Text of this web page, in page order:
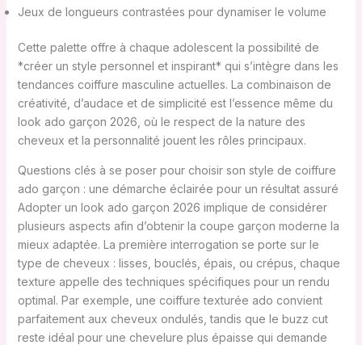
Jeux de longueurs contrastées pour dynamiser le volume
Cette palette offre à chaque adolescent la possibilité de
*créer un style personnel et inspirant* qui s’intègre dans les
tendances coiffure masculine actuelles. La combinaison de
créativité, d’audace et de simplicité est l’essence même du
look ado garçon 2026, où le respect de la nature des
cheveux et la personnalité jouent les rôles principaux.
Questions clés à se poser pour choisir son style de coiffure
ado garçon : une démarche éclairée pour un résultat assuré
Adopter un look ado garçon 2026 implique de considérer
plusieurs aspects afin d’obtenir la coupe garçon moderne la
mieux adaptée. La première interrogation se porte sur le
type de cheveux : lisses, bouclés, épais, ou crépus, chaque
texture appelle des techniques spécifiques pour un rendu
optimal. Par exemple, une coiffure texturée ado convient
parfaitement aux cheveux ondulés, tandis que le buzz cut
reste idéal pour une chevelure plus épaisse qui demande